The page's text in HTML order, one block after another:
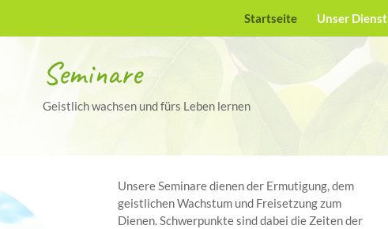
Startseite Unser Dienst
Seminare
Geistlich wachsen und fürs Leben lernen
Unsere Seminare dienen der Ermutigung, dem
geistlichen Wachstum und Freisetzung zum
Dienen. Schwerpunkte sind dabei die Zeiten der